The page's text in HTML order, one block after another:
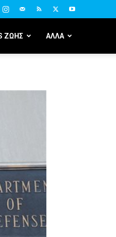
ΖΩΗΣ ΑΛΛΑ